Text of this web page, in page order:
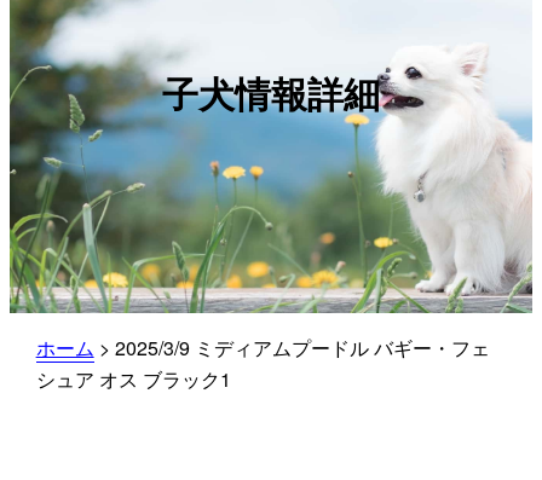
子犬情報詳細
ホーム > 2025/3/9 ミディアムプードル バギー・フェ
シュア オス ブラック1